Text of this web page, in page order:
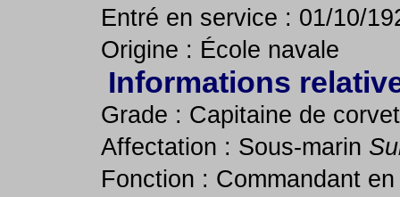
Entré en service : 01/10/
Origine : École navale
Informations
Grade : Capitaine de
Affectation : Sous-marin
Fonction : Commandant